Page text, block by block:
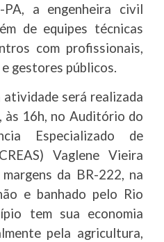
PA, a engenheira civil
de equipes técnicas
com profissionais,
gestores públicos.
atividade será realizada
às 16h, no Auditório do
Especializado de
Vaglene Vieira
da BR-222, na
e banhado pelo Rio
tem sua economia
pela agricultura,